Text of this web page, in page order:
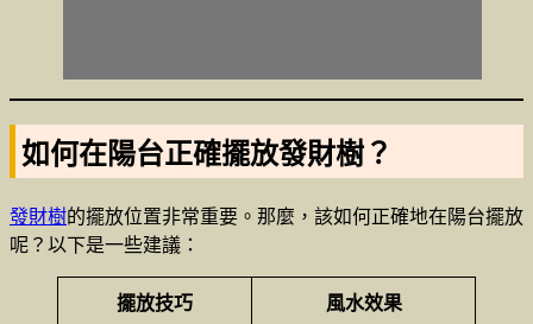
如何在陽台正確擺放發財樹？
發財樹的擺放位置非常重要。那麼，該如何正確地在陽台擺放
呢？以下是一些建議：
擺放技巧 風水效果